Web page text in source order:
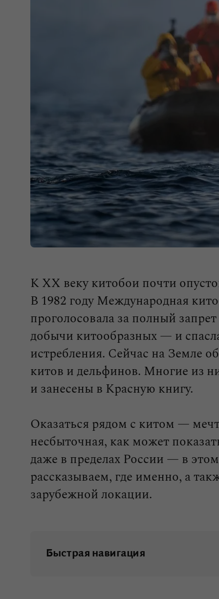
К XX веку китобои почти
В 1982 году Международная
проголосовала за полный
добычи китообразных — и
истребления. Сейчас на Земле
китов и дельфинов. Многие из
и занесены в Красную книгу.
Оказаться рядом с китом —
несбыточная, как может
даже в пределах России — в
рассказываем, где именно, а
зарубежной локации.
Быстрая навигация